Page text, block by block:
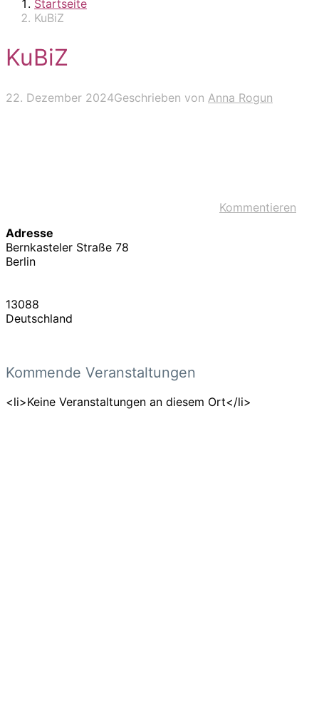
Startseite
KuBiZ
KuBiZ
22. Dezember 2024Geschrieben von Anna Rogun
Kommentieren
Adresse
Bernkasteler Straße 78
Berlin
13088
Deutschland
Kommende Veranstaltungen
<li>Keine Veranstaltungen an diesem Ort</li>